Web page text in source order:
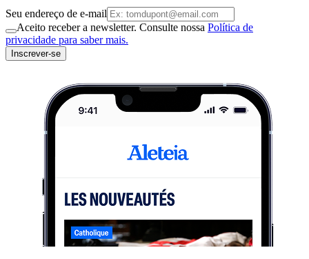
Seu endereço de e-mail
Aceito receber a newsletter. Consulte nossa Política de
privacidade para saber mais.
Inscrever-se